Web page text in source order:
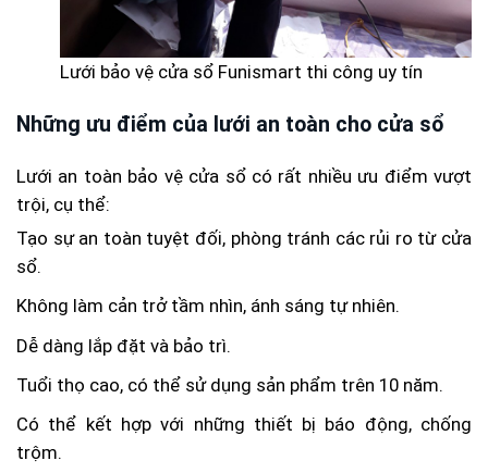
Lưới bảo vệ cửa sổ Funismart thi công uy tín
Những ưu điểm của lưới an toàn cho cửa sổ
Lưới an toàn bảo vệ cửa sổ có rất nhiều ưu điểm vượt
trội, cụ thể:
Tạo sự an toàn tuyệt đối, phòng tránh các rủi ro từ cửa
sổ.
Không làm cản trở tầm nhìn, ánh sáng tự nhiên.
Dễ dàng lắp đặt và bảo trì.
Tuổi thọ cao, có thể sử dụng sản phẩm trên 10 năm.
Có thể kết hợp với những thiết bị báo động, chống
trộm.